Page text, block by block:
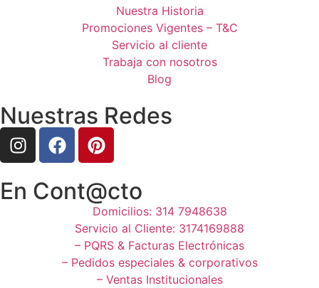
Nuestra Historia
Promociones Vigentes – T&C
Servicio al cliente
Trabaja con nosotros
Blog
Nuestras Redes
En Cont@cto
Domicilios: 314 7948638
Servicio al Cliente: 3174169888
– PQRS & Facturas Electrónicas
– Pedidos especiales & corporativos
– Ventas Institucionales